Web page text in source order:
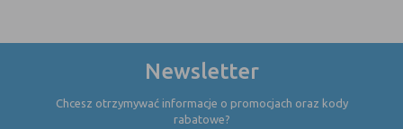
Newsletter
Chcesz otrzymywać informacje o promocjach oraz kody
rabatowe?